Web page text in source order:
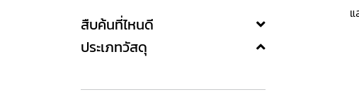
สืบค้นที่ไหนดี
ประเภทวัสดุ